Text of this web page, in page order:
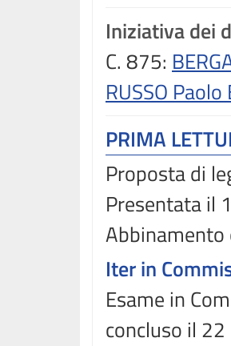
Iniziativa dei
C. 875:
RUSSO
PRIMA
Proposta di
Presentata il
Abbinamento
Iter in
Esame in
concluso il